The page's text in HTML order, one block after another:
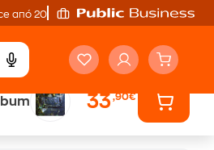
από 20'
33,90€